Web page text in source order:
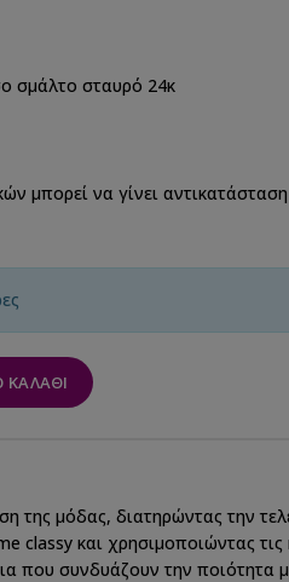
σμάλτο σταυρό 24κ
μπορεί να γίνει
της μόδας, διατηρώντας την
classy και χρησιμοποιώντας τις
που συνδυάζουν την ποιότητα